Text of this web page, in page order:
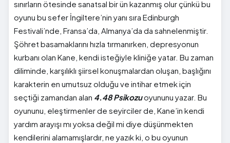
sınırların ötesinde sanatsal bir ün kazanmış olur çünkü bu
oyunu bu sefer İngiltere’nin yanı sıra Edinburgh
Festivali’nde, Fransa’da, Almanya’da da sahnelenmiştir.
Şöhret basamaklarını hızla tırmanırken, depresyonun
kurbanı olan Kane, kendi isteğiyle kliniğe yatar. Bu zaman
diliminde, karşılıklı şiirsel konuşmalardan oluşan, başlığını
karakterin en umutsuz olduğu ve intihar etmek için
seçtiği zamandan alan 4.48 Psikozuoyununu yazar. Bu
oyununu, eleştirmenler de seyirciler de, Kane’in kendi
yardım arayışı mı yoksa değil mi diye düşünmekten
kendilerini alamamışlardır, ne yazık ki, o bu oyunun